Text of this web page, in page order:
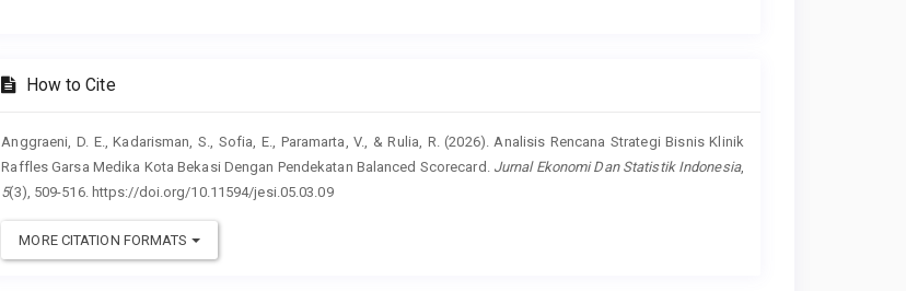
How to Cite
Anggraeni, D. E., Kadarisman, S., Sofia, E., Paramarta, V., & Rulia, R. (2026). Analisis Rencana Strategi Bisnis Klinik
Raffles Garsa Medika Kota Bekasi Dengan Pendekatan Balanced Scorecard. Jurnal Ekonomi Dan Statistik Indonesia,
5(3), 509-516. https://doi.org/10.11594/jesi.05.03.09
MORE CITATION FORMATS